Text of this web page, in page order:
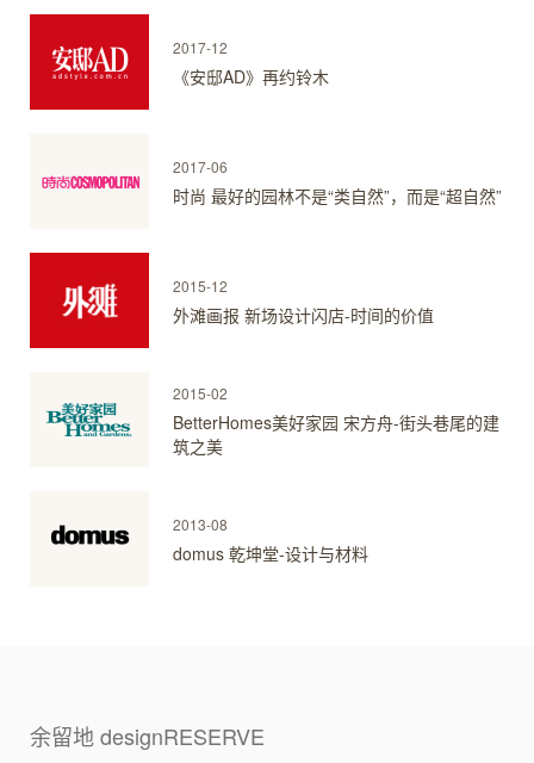
2017-12
《安邸AD》再约铃木
2017-06
时尚 最好的园林不是“类自然”，而是“超自然”
2015-12
外滩画报 新场设计闪店-时间的价值
2015-02
BetterHomes美好家园 宋方舟-街头巷尾的建
筑之美
2013-08
domus 乾坤堂-设计与材料
余留地 designRESERVE